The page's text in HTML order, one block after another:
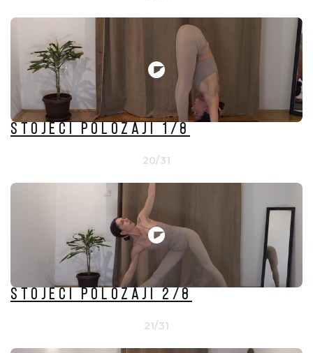
Stojeći položaji 1/8
20/31
Stojeći položaji 2/8
21/31